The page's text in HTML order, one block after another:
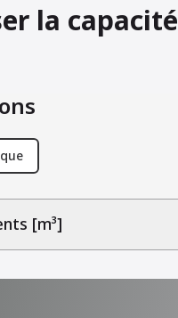
la capacité
[m³]